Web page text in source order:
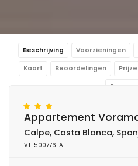
Beschrijving Voorzieningen
Kaart Beoordelingen
Appartement
Calpe, Costa Blanca,
VT-500776-A